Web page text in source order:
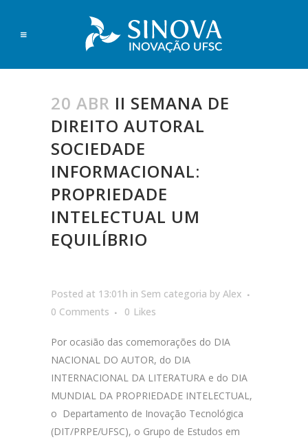
20 ABR II SEMANA DE
DIREITO AUTORAL
SOCIEDADE
INFORMACIONAL:
PROPRIEDADE
INTELECTUAL UM
EQUILÍBRIO
Posted at 13:01h in Sem categoria by Alex
0 Comments
0 Likes
Por ocasião das comemorações do DIA
NACIONAL DO AUTOR, do DIA
INTERNACIONAL DA LITERATURA e do DIA
MUNDIAL DA PROPRIEDADE INTELECTUAL,
o Departamento de Inovação Tecnológica
(DIT/PRPE/UFSC), o Grupo de Estudos em